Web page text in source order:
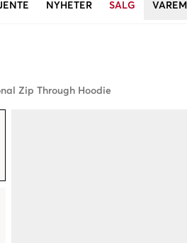
NYHETER SALG
Zip Through Hoodie